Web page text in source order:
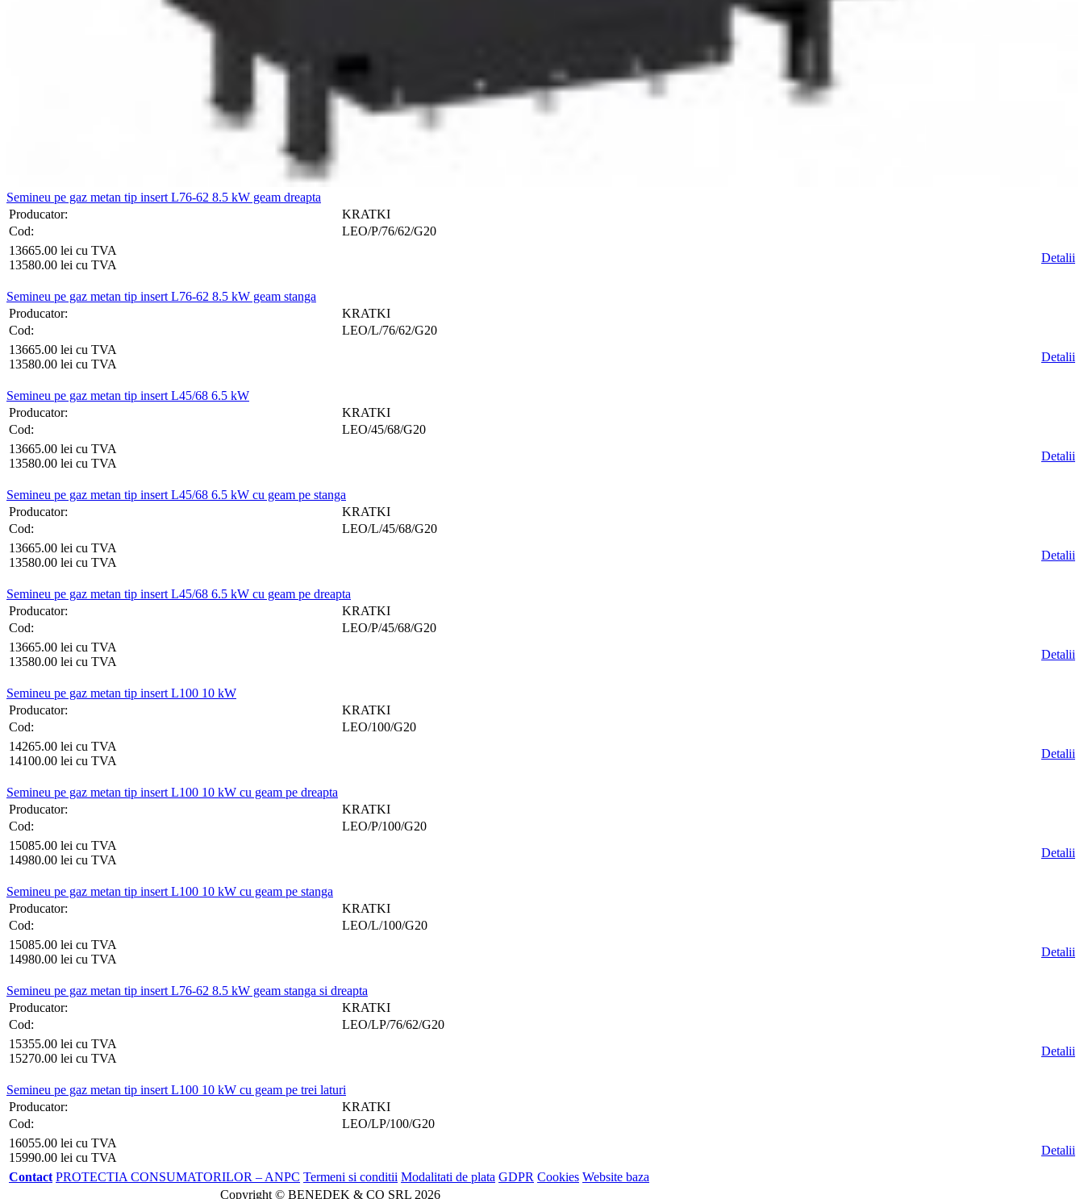
Semineu pe gaz metan tip insert L76-62 8.5 kW geam dreapta
Producator:
KRATKI
Cod:
LEO/P/76/62/G20
13665.00 lei cu TVA
13580.00 lei cu TVA
Detalii
Semineu pe gaz metan tip insert L76-62 8.5 kW geam stanga
Producator:
KRATKI
Cod:
LEO/L/76/62/G20
13665.00 lei cu TVA
13580.00 lei cu TVA
Detalii
Semineu pe gaz metan tip insert L45/68 6.5 kW
Producator:
KRATKI
Cod:
LEO/45/68/G20
13665.00 lei cu TVA
13580.00 lei cu TVA
Detalii
Semineu pe gaz metan tip insert L45/68 6.5 kW cu geam pe stanga
Producator:
KRATKI
Cod:
LEO/L/45/68/G20
13665.00 lei cu TVA
13580.00 lei cu TVA
Detalii
Semineu pe gaz metan tip insert L45/68 6.5 kW cu geam pe dreapta
Producator:
KRATKI
Cod:
LEO/P/45/68/G20
13665.00 lei cu TVA
13580.00 lei cu TVA
Detalii
Semineu pe gaz metan tip insert L100 10 kW
Producator:
KRATKI
Cod:
LEO/100/G20
14265.00 lei cu TVA
14100.00 lei cu TVA
Detalii
Semineu pe gaz metan tip insert L100 10 kW cu geam pe dreapta
Producator:
KRATKI
Cod:
LEO/P/100/G20
15085.00 lei cu TVA
14980.00 lei cu TVA
Detalii
Semineu pe gaz metan tip insert L100 10 kW cu geam pe stanga
Producator:
KRATKI
Cod:
LEO/L/100/G20
15085.00 lei cu TVA
14980.00 lei cu TVA
Detalii
Semineu pe gaz metan tip insert L76-62 8.5 kW geam stanga si dreapta
Producator:
KRATKI
Cod:
LEO/LP/76/62/G20
15355.00 lei cu TVA
15270.00 lei cu TVA
Detalii
Semineu pe gaz metan tip insert L100 10 kW cu geam pe trei laturi
Producator:
KRATKI
Cod:
LEO/LP/100/G20
16055.00 lei cu TVA
15990.00 lei cu TVA
Detalii
Contact PROTECTIA CONSUMATORILOR – ANPC Termeni si conditii Modalitati de plata GDPR Cookies Website baza
Copyright © BENEDEK & CO SRL 2026